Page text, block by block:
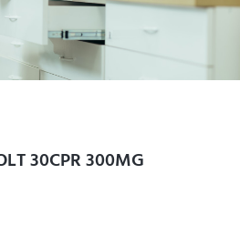
30CPR 300MG